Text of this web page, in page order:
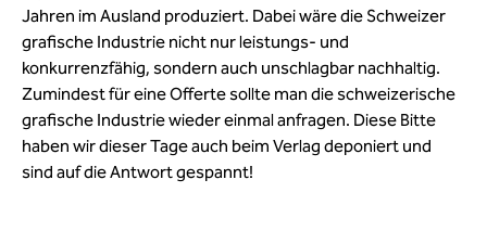
Jahren im Ausland produziert. Dabei wäre die Schweizer
grafische Industrie nicht nur leistungs- und
konkurrenzfähig, sondern auch unschlagbar nachhaltig.
Zumindest für eine Offerte sollte man die schweizerische
grafische Industrie wieder einmal anfragen. Diese Bitte
haben wir dieser Tage auch beim Verlag deponiert und
sind auf die Antwort gespannt!